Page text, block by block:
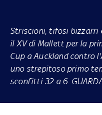
Striscioni, tifosi bizzarri
il XV di Mallett per la
Cup a Auckland contro
uno strepitoso primo
sconfitti 32 a 6.